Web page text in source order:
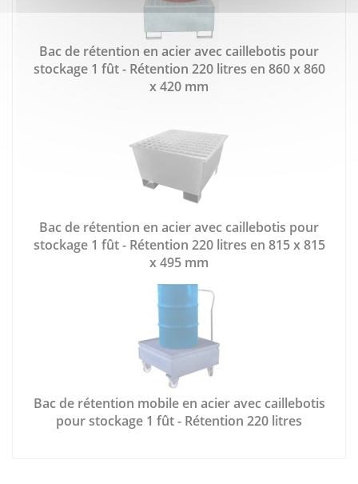
Bac de rétention en acier avec caillebotis pour
stockage 1 fût - Rétention 220 litres en 860 x 860
x 420 mm
Bac de rétention en acier avec caillebotis pour
stockage 1 fût - Rétention 220 litres en 815 x 815
x 495 mm
Bac de rétention mobile en acier avec caillebotis
pour stockage 1 fût - Rétention 220 litres